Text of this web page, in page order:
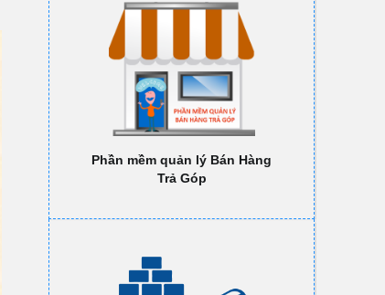
Phần mềm quản lý Bán Hàng
Trả Góp